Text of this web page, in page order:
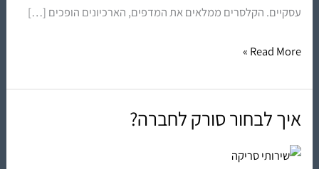
עסקיים. הקלסרים ממלאים את המדפים, הארכיונים הופכים […]
Read More »
איך לבחור סורק לחברה?
איך
סורק